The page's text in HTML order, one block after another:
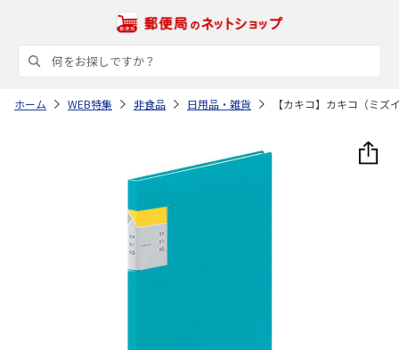
ホーム WEB特集 非食品 日用品・雑貨 【カキコ】カキコ（ミ